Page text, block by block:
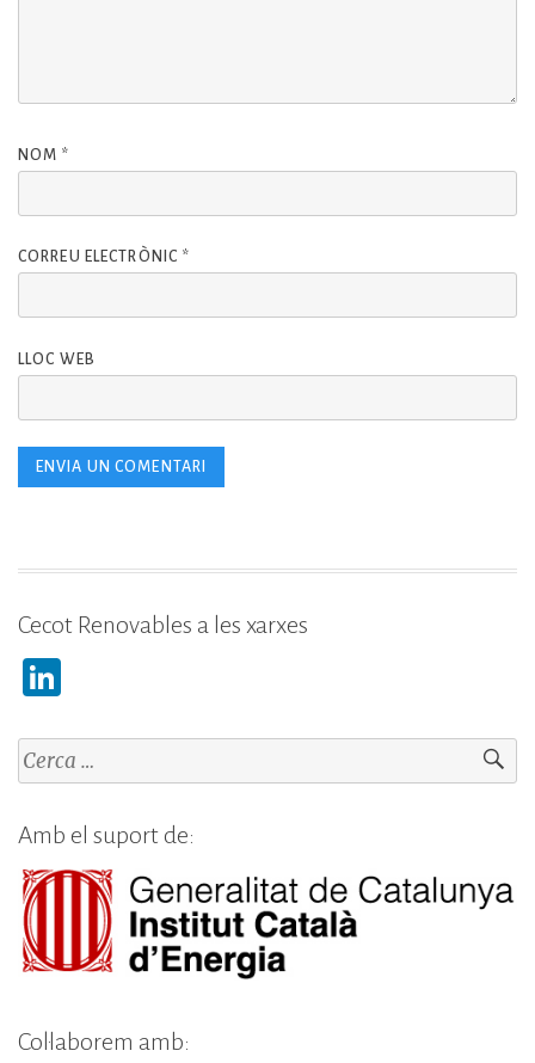
NOM *
CORREU ELECTRÒNIC *
LLOC WEB
Cecot Renovables a les xarxes
k
e
dI
n
Cerca:
Amb el suport de:
Col·laborem amb: